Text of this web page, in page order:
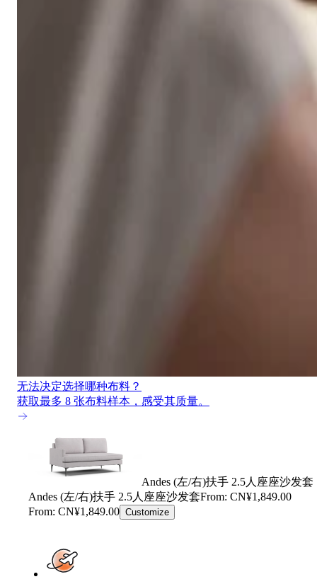
无法决定选择哪种布料？
获取最多 8 张布料样本，感受其质量。
Andes (左/右)扶手 2.5人座座沙发套
Andes (左/右)扶手 2.5人座座沙发套From: CN¥1,849.00
From: CN¥1,849.00 Customize